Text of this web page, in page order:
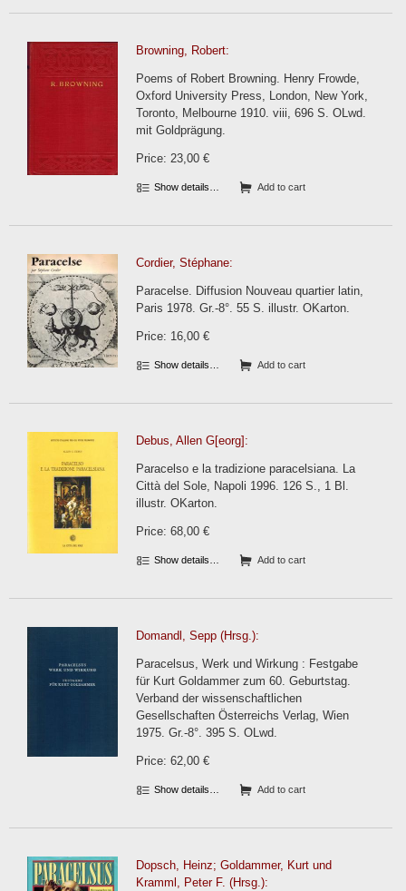
Browning, Robert:
Poems of Robert Browning. Henry Frowde,
Oxford University Press, London, New York,
Toronto, Melbourne 1910. viii, 696 S. OLwd.
mit Goldprägung.
Price: 23,00 €
Show details… Add to cart
Cordier, Stéphane:
Paracelse. Diffusion Nouveau quartier latin,
Paris 1978. Gr.-8°. 55 S. illustr. OKarton.
Price: 16,00 €
Show details… Add to cart
Debus, Allen G[eorg]:
Paracelso e la tradizione paracelsiana. La
Città del Sole, Napoli 1996. 126 S., 1 Bl.
illustr. OKarton.
Price: 68,00 €
Show details… Add to cart
Domandl, Sepp (Hrsg.):
Paracelsus, Werk und Wirkung : Festgabe
für Kurt Goldammer zum 60. Geburtstag.
Verband der wissenschaftlichen
Gesellschaften Österreichs Verlag, Wien
1975. Gr.-8°. 395 S. OLwd.
Price: 62,00 €
Show details… Add to cart
Dopsch, Heinz; Goldammer, Kurt und
Kramml, Peter F. (Hrsg.):